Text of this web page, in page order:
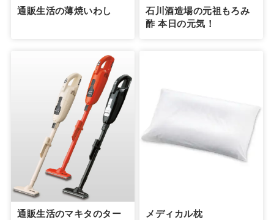
通販生活の薄焼いわし
石川酒造場の元祖もろみ
酢 本日の元気！
通販生活のマキタのター
メディカル枕